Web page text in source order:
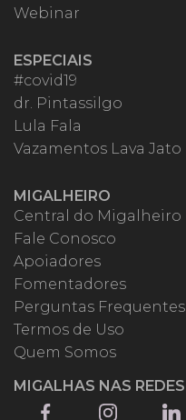
Webinar
ESPECIAIS
#covid19
dr. Pintassilgo
Lula Fala
Vazamentos Lava Jato
MIGALHEIRO
Central do Migalheiro
Fale Conosco
Apoiadores
Fomentadores
Perguntas Frequentes
Termos de Uso
Quem Somos
MIGALHAS NAS REDES